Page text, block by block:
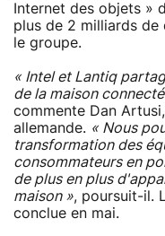
Internet des objets »
plus de 2 milliards de
le groupe.
« Intel et Lantiq
de la maison
commente Dan
allemande. « Nous
transformation des
consommateurs en
de plus en plus
maison », poursuit-il.
conclue en mai.